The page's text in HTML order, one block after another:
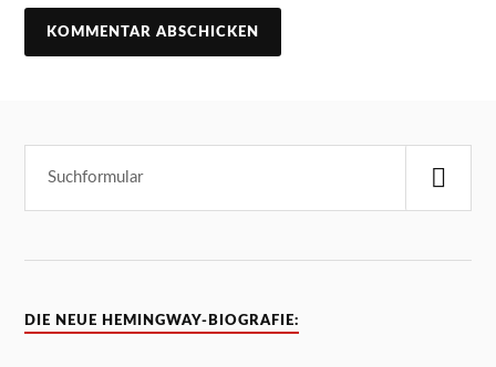
DIE NEUE HEMINGWAY-BIOGRAFIE: